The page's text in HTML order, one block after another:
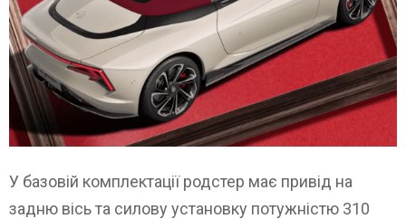
У базовій комплектації родстер має привід на
задню вісь та силову установку потужністю 310